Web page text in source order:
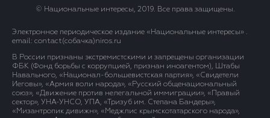
© Национальные интересы, 2019. Все права защищены.
Электронное периодическое издание «Национальные интересы» .
email: contact(сoбaчка)niros.ru
В России признаны экстремистскими и запрещены организации
ФБК (Фонд борьбы с коррупцией, признан иноагентом), Штабы
Навального, «Национал-большевистская партия», «Свидетели
Иеговы», «Армия воли народа», «Русский общенациональный
союз», «Движение против нелегальной иммиграции», «Правый
сектор», УНА-УНСО, УПА, «Тризуб им. Степана Бандеры»,
«Мизантропик дивижн», «Меджлис крымскотатарского народа»,